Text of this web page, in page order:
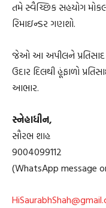
તમે સ્વૈચ્છિક સહયોગ
રિમાઇન્ડર ગણશો.
જેઓ આ અપીલને
ઉદાર દિલથી હૂંફાળો
આભાર.
સ્નેહાધીન,
સૌરભ શાહ
9004099112
(WhatsApp message